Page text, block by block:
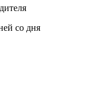
со дня